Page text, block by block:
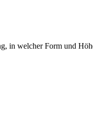
in welcher Form und